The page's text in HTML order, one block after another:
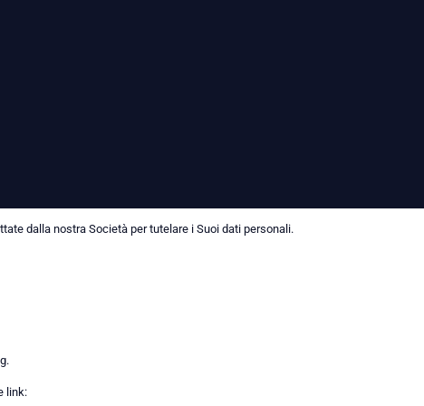
dalla nostra Società per tutelare i Suoi dati personali.
link: